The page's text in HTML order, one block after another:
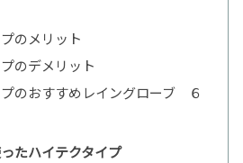
のメリット
のデメリット
のおすすめレイングローブ ６
たハイテクタイプ